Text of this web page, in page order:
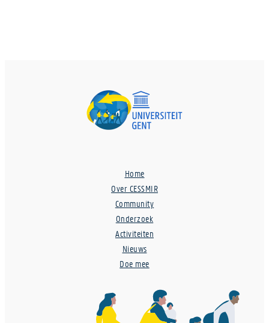
Home
Over CESSMIR
Community
Onderzoek
Activiteiten
Nieuws
Doe mee